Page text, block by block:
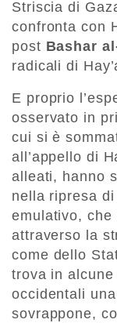
Striscia di
confronta con
post Bashar
radicali di
E proprio
osservato in
cui si è
all’appello di
alleati, hanno
nella ripresa
emulativo,
attraverso la
come dello
trova in
occidentali
sovrappone,